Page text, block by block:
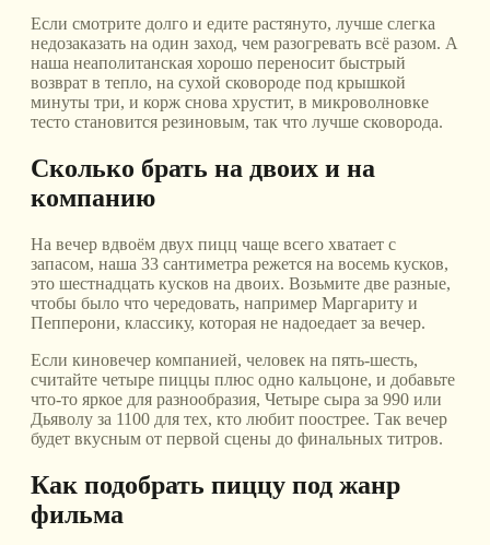
Если смотрите долго и едите растянуто, лучше слегка
недозаказать на один заход, чем разогревать всё разом. А
наша неаполитанская хорошо переносит быстрый
возврат в тепло, на сухой сковороде под крышкой
минуты три, и корж снова хрустит, в микроволновке
тесто становится резиновым, так что лучше сковорода.
Сколько брать на двоих и на
компанию
На вечер вдвоём двух пицц чаще всего хватает с
запасом, наша 33 сантиметра режется на восемь кусков,
это шестнадцать кусков на двоих. Возьмите две разные,
чтобы было что чередовать, например Маргариту и
Пепперони, классику, которая не надоедает за вечер.
Если киновечер компанией, человек на пять-шесть,
считайте четыре пиццы плюс одно кальцоне, и добавьте
что-то яркое для разнообразия, Четыре сыра за 990 или
Дьяволу за 1100 для тех, кто любит поострее. Так вечер
будет вкусным от первой сцены до финальных титров.
Как подобрать пиццу под жанр
фильма